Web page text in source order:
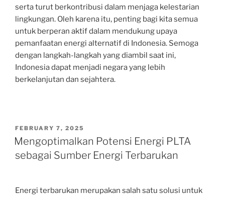
serta turut berkontribusi dalam menjaga kelestarian
lingkungan. Oleh karena itu, penting bagi kita semua
untuk berperan aktif dalam mendukung upaya
pemanfaatan energi alternatif di Indonesia. Semoga
dengan langkah-langkah yang diambil saat ini,
Indonesia dapat menjadi negara yang lebih
berkelanjutan dan sejahtera.
POSTED
ON
FEBRUARY 7, 2025
Mengoptimalkan Potensi Energi PLTA
sebagai Sumber Energi Terbarukan
Energi terbarukan merupakan salah satu solusi untuk